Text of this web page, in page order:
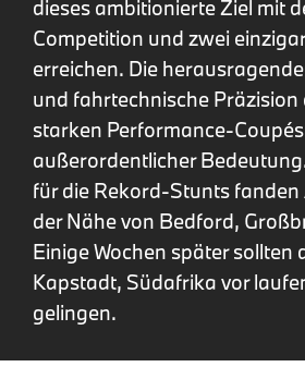
dieses ambitionierte Ziel mit
Competition und zwei
erreichen. Die
und fahrtechnische Präzision
starken Performance-
außerordentlicher
für die Rekord-Stunts fanden
der Nähe von Bedford,
Einige Wochen später sollten
Kapstadt, Südafrika vor
gelingen.